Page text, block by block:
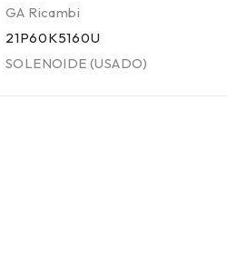
GA Ricambi
21P60K5160U
SOLENOIDE (USADO)